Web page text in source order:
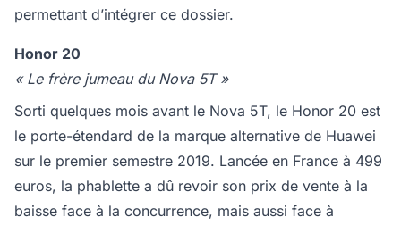
permettant d’intégrer ce dossier.
Honor 20
« Le frère jumeau du Nova 5T »
Sorti quelques mois avant le Nova 5T, le Honor 20 est
le porte-étendard de la marque alternative de Huawei
sur le premier semestre 2019. Lancée en France à 499
euros, la phablette a dû revoir son prix de vente à la
baisse face à la concurrence, mais aussi face à